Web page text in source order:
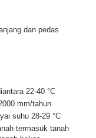
dan pedas
22-40 °C
mm/tahun
suhu 28-29 °C
termasuk tanah